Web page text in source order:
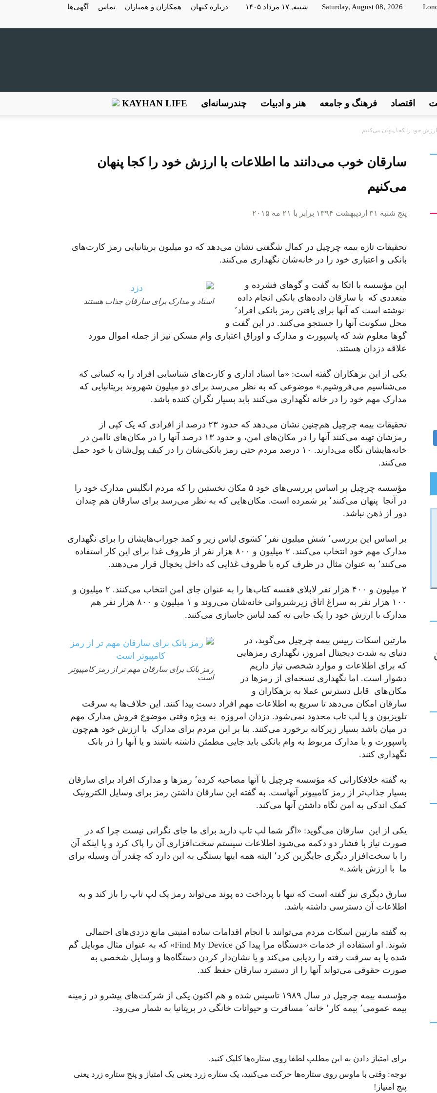
Saturday, August 08, 2026 شنبه, ۱۷ مرداد ۱۴۰۵ درباره کیهان همکاران و همیاران تماس آگهی‌ها
KayhanLondon
لندن
KAYHAN LIFE چندرسانه‌ای هنر و ادبیات فرهنگ و جامعه اقتصاد
خود را کجا پنهان می‌کنیم
سارقان خوب می‌دانند ما اطلاعات با ارزش خود را کجا پنهان
می‌کنیم
پنج شنبه ۳۱ اردیبهشت ۱۳۹۴ برابر با ۲۱ مه ۲۰۱۵
تحقیقات تازه بیمه چرچیل در کمال شگفتی نشان می‌دهد که دو میلیون بریتانیایی رمز کارت‌های
بانکی و اعتباری خود را در خانه‌شان نگهداری می‌کنند.
اسناد و مدارک برای سارقان جذاب هستند
این مؤسسه با اتکا به گفت و گوهای فشرده و
متعددی که با سارقان داده‌های بانکی انجام داده
محل سکونت آنها را جستجو می‌کنند. در این گفت و
گوها معلوم شد که پاسپورت و مدارک و اوراق اعتباری وام مسکن نیز از جمله اموال مورد
علاقه دزدان هستند.
یکی از این بزهکاران گفته است: «ما اسناد اداری و کارت‌های شناسایی افراد را به کسانی که
می‌شناسیم می‌فروشیم.» موضوعی که به نظر می‌رسد برای دو میلیون شهروند بریتانیایی که
مدارک مهم خود را در خانه نگهداری می‌کنند باید بسیار نگران کننده باشد.
تحقیقات بیمه چرچیل هم‌چنین نشان می‌دهد که حدود ۲۳ درصد از افرادی که یک کپی از
رمزشان تهیه می‌کنند آنها را در مکان‌های امن، و حدود ۱۳ درصد آنها را در مکان‌های ناامن در
خانه‌هایشان نگاه می‌دارند. ۱۰ درصد مردم حتی رمز بانکی‌شان را در کیف پول‌شان با خود حمل
می‌کنند.
مؤسسه چرچیل بر اساس بررسی‌های خود ۵ مکان نخستین را که مردم انگلیس مدارک خود را
در آنجا پنهان می‌کنند٬ ‌بر شمرده است. مکان‌هایی که به نظر می‌رسد برای سارقان هم چندان
دور از ذهن نباشد.
بر اساس این بررسی٬‌ شش میلیون نفر٬‌ کشوی لباس زیر و کمد جوراب‌هایشان را برای نگهداری
مدارک مهم خود انتخاب می‌کنند. ۲ میلیون و ۸۰۰ هزار نفر از ظروف غذا برای این کار استفاده
می‌کنند٬‌ به عنوان مثال در ظرف کره یا ظروف غذایی که داخل یخچال قرار می‌دهند.
۲ میلیون و ۴۰۰ هزار نفر لابلای قفسه کتاب‌ها را به عنوان جای امن انتخاب می‌کنند. ۲ میلیون و
۱۰۰ هزار نفر به سراغ اتاق زیرشیروانی خانه‌شان می‌روند و ۱ میلیون و ۸۰۰ هزار نفر هم
مدارک با ارزش خود را یک جایی ته کمد لباس جاسازی می‌کنند.
رمز بانک برای سارقان مهم تر از رمز کامپیوتر
است
مارتین اسکات رییس بیمه چرچیل می‌گوید، در
دنیای به شدت دیجیتال امروز، نگهداری رمزهایی
که برای اطلاعات و موارد شخصی نیاز داریم
دشوار است. اما نگهداری نسخه‌ای از رمزها در
مکان‌های قابل دسترس عملا به بزهکاران و
سارقان امکان می‌دهد تا سریع به اطلاعات مهم افراد دست پیدا کنند. این خلاف‌ها به سرقت
تلویزیون و یا لپ تاپ محدود نمی‌شود. دزدان امروزه به ویژه وقتی موضوع فروش مدارک مهم
در میان باشد بسیار زیرکانه برخورد می‌کنند. بنا بر این مردم برای مدارک با ارزش خود هم‌چون
پاسپورت و یا مدارک مربوط به وام بانکی باید جایی مطمئن داشته باشند و یا آنها را در بانک
نگهداری کنند.
به گفته خلافکارانی که مؤسسه چرچیل با آنها مصاحبه کرده٬‌ رمزها و مدارک افراد برای سارقان
بسیار جذاب‌تر از رمز کامپیوتر آنهاست. به گفته این سارقان داشتن رمز برای وسایل الکترونیک
کمک اندکی به امن نگاه داشتن آنها می‌کند.
یکی از این سارقان می‌گوید: «اگر شما لپ تاپ دارید برای ما جای نگرانی نیست چرا که در
صورت نیاز با فشار دو دکمه می‌شود اطلاعات سیستم سخت‌افزاری آن را پاک کرد و یا اینکه آن
را با سخت‌افزار دیگری جایگزین کرد٬ البته همه اینها بستگی به این دارد که چقدر آن وسیله برای
ما با ارزش باشد.»
سارق دیگری نیز گفته است که تنها با پرداخت ده پوند می‌تواند رمز یک لپ تاپ را باز کند و به
اطلاعات آن دسترسی داشته باشد.
به گفته مارتین اسکات مردم می‌توانند با انجام اقدامات ساده امنیتی مانع دزدی‌های احتمالی
شوند. او استفاده از خدمات «دستگاه مرا پیدا کن Find My Device» که به عنوان مثال موبایل گم
شده یا به سرقت رفته را ردیابی می‌کند و یا نشان‌دار کردن دستگاه‌ها و وسایل شخصی به
صورت حقوقی می‌تواند آنها را از دستبرد سارقان حفظ کند.
مؤسسه بیمه چرچیل در سال ۱۹۸۹ تاسیس شده و هم اکنون یکی از شرکت‌های پیشرو در زمینه
بیمه عمومی٬ بیمه کار٬ خانه٬ مسافرت و حیوانات خانگی در بریتانیا به شمار می‌رود.
برای امتیاز دادن به این مطلب لطفا روی ستاره‌ها کلیک کنید.
توجه: وقتی با ماوس روی ستاره‌ها حرکت می‌کنید، یک ستاره زرد یعنی یک امتیاز و پنج ستاره زرد یعنی
پنج امتیاز!